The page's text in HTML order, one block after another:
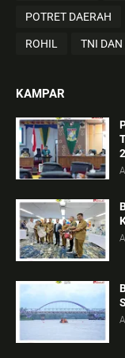
POTRET DAERAH
ROHIL TNI DAN
KAMPAR